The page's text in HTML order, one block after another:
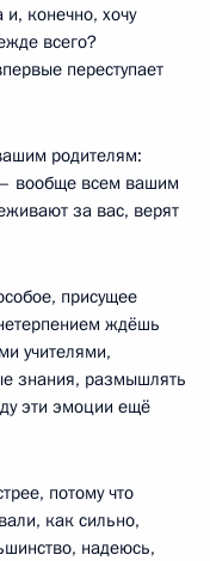
и, конечно, хочу
всего?
переступает
родителям:
вообще всем вашим
за вас, верят
присущее
ждёшь
учителями,
знания, размышлять
эти эмоции ещё
потому что
как сильно,
надеюсь,